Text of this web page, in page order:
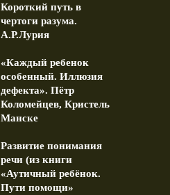
Короткий путь в
чертоги разума.
А.Р.Лурия
«Каждый ребенок
особенный. Иллюзия
дефекта». Пётр
Коломейцев, Кристель
Манске
Развитие понимания
речи (из книги
«Аутичный ребёнок.
Пути помощи»